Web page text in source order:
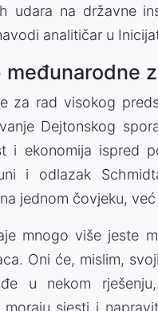
udara na državne
analitičar u
za rad visokog
Dejtonskog
i ekonomija ispred
i odlazak
jednom čovjeku,
mnogo više jeste
Oni će, mislim,
u nekom
sjesti i